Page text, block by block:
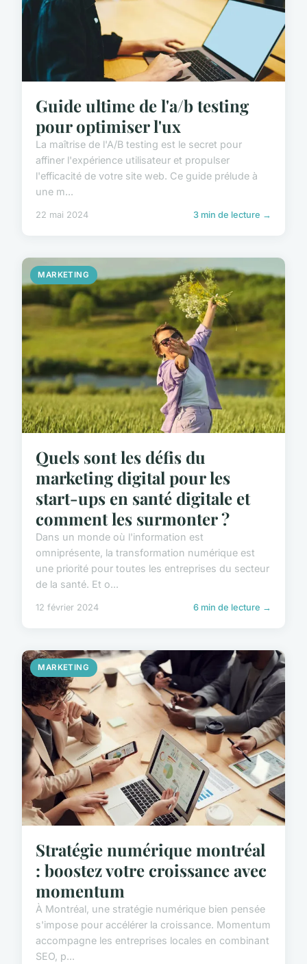
Guide ultime de l'a/b testing
pour optimiser l'ux
La maîtrise de l'A/B testing est le secret pour
affiner l'expérience utilisateur et propulser
l'efficacité de votre site web. Ce guide prélude à
une m...
22 mai 2024 3 min de lecture →
MARKETING
Quels sont les défis du
marketing digital pour les
start-ups en santé digitale et
comment les surmonter ?
Dans un monde où l'information est
omniprésente, la transformation numérique est
une priorité pour toutes les entreprises du secteur
de la santé. Et o...
12 février 2024 6 min de lecture →
MARKETING
Stratégie numérique montréal
: boostez votre croissance avec
momentum
À Montréal, une stratégie numérique bien pensée
s'impose pour accélérer la croissance. Momentum
accompagne les entreprises locales en combinant
SEO, p...